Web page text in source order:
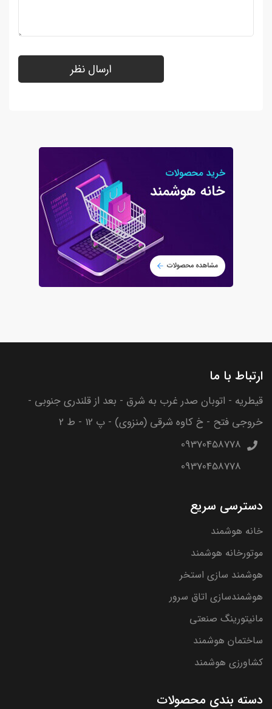
ارتباط با ما
قیطریه - اتوبان صدر غرب به شرق - بعد از قلندری جنوبی -
خروجی فتح - خ کاوه شرقی (منزوی) - پ 12 - ط 2
09370458778
09370458778
دسترسی سریع
خانه هوشمند
موتورخانه هوشمند
هوشمند سازی استخر
هوشمندسازی اتاق سرور
مانیتورینگ صنعتی
ساختمان هوشمند
کشاورزی هوشمند
دسته بندی محصولات